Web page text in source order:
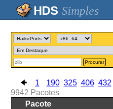
Simples
Procurar
1 190 325 406 432
9942 Pacotes
Pacote